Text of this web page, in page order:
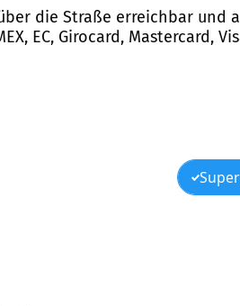
die Straße erreichbar und
EC, Girocard, Mastercard,